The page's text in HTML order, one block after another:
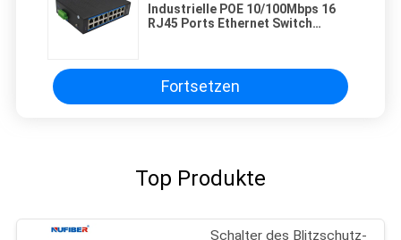
Industrielle POE 10/100Mbps 16
RJ45 Ports Ethernet Switch
Fortsetzen
Top Produkte
Schalter des Blitzschutz-